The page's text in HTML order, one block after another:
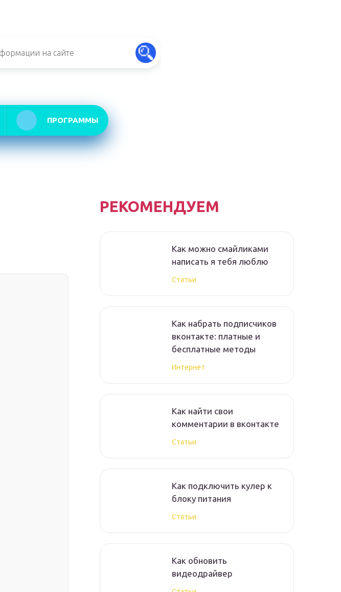
ПРОГРАММЫ
РЕКОМЕНДУЕМ
Как можно смайликами
написать я тебя люблю
Статьи
Как набрать подписчиков
вконтакте: платные и
бесплатные методы
Интернет
Как найти свои
комментарии в вконтакте
Статьи
Как подключить кулер к
блоку питания
Статьи
Как обновить
видеодрайвер